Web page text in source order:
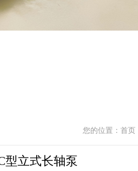
您的位置： 首页
型立式长轴泵